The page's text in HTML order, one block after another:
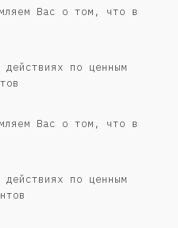
Вас о том, что в
действиях по ценным
Вас о том, что в
действиях по ценным